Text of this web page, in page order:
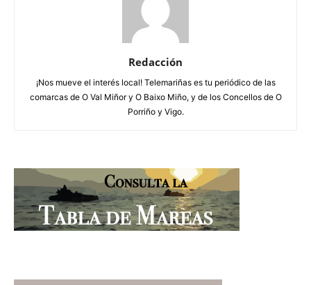
Redacción
¡Nos mueve el interés local! Telemariñas es tu periódico de las
comarcas de O Val Miñor y O Baixo Miño, y de los Concellos de O
Porriño y Vigo.